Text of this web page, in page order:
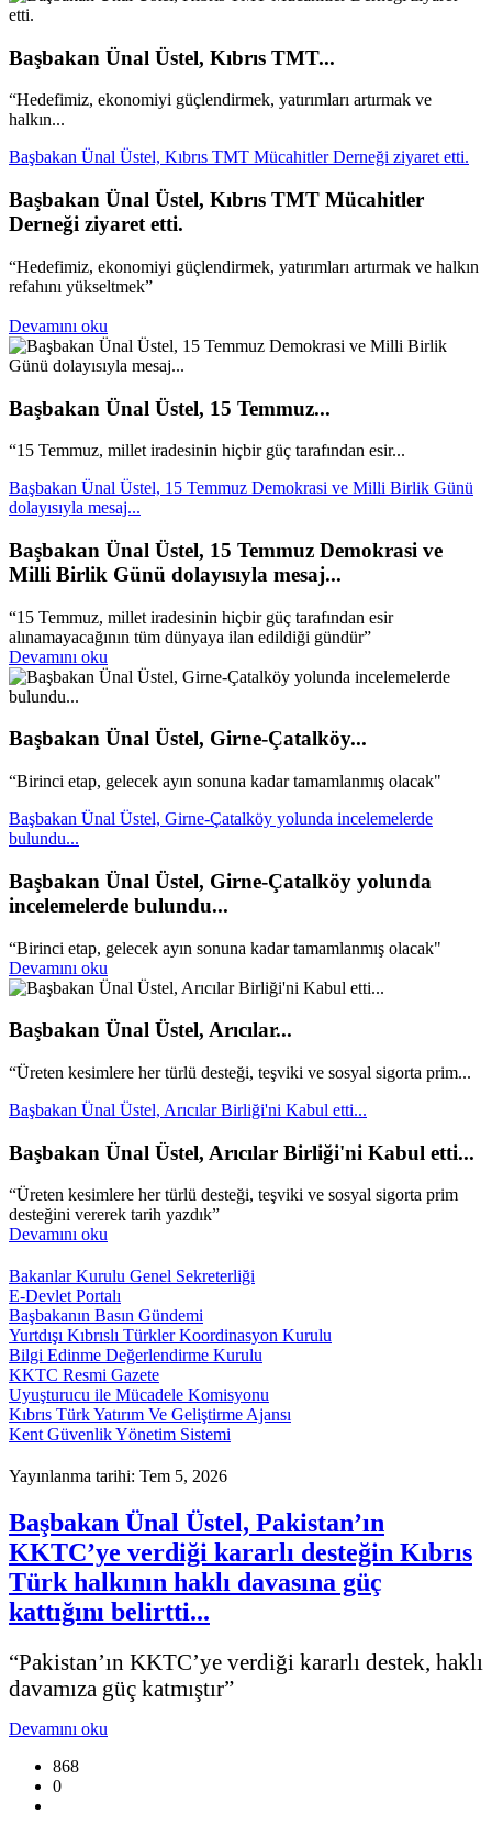
Başbakan Ünal Üstel, Kıbrıs TMT...
“Hedefimiz, ekonomiyi güçlendirmek, yatırımları artırmak ve
halkın...
Başbakan Ünal Üstel, Kıbrıs TMT Mücahitler Derneği ziyaret etti.
Başbakan Ünal Üstel, Kıbrıs TMT Mücahitler
Derneği ziyaret etti.
“Hedefimiz, ekonomiyi güçlendirmek, yatırımları artırmak ve halkın
refahını yükseltmek”
Devamını oku
Başbakan Ünal Üstel, 15 Temmuz...
“15 Temmuz, millet iradesinin hiçbir güç tarafından esir...
Başbakan Ünal Üstel, 15 Temmuz Demokrasi ve Milli Birlik Günü
dolayısıyla mesaj...
Başbakan Ünal Üstel, 15 Temmuz Demokrasi ve
Milli Birlik Günü dolayısıyla mesaj...
“15 Temmuz, millet iradesinin hiçbir güç tarafından esir
alınamayacağının tüm dünyaya ilan edildiği gündür”
Devamını oku
Başbakan Ünal Üstel, Girne-Çatalköy...
“Birinci etap, gelecek ayın sonuna kadar tamamlanmış olacak"
Başbakan Ünal Üstel, Girne-Çatalköy yolunda incelemelerde
bulundu...
Başbakan Ünal Üstel, Girne-Çatalköy yolunda
incelemelerde bulundu...
“Birinci etap, gelecek ayın sonuna kadar tamamlanmış olacak"
Devamını oku
Başbakan Ünal Üstel, Arıcılar...
“Üreten kesimlere her türlü desteği, teşviki ve sosyal sigorta prim...
Başbakan Ünal Üstel, Arıcılar Birliği'ni Kabul etti...
Başbakan Ünal Üstel, Arıcılar Birliği'ni Kabul etti...
“Üreten kesimlere her türlü desteği, teşviki ve sosyal sigorta prim
desteğini vererek tarih yazdık”
Devamını oku
Bakanlar Kurulu Genel Sekreterliği
E-Devlet Portalı
Başbakanın Basın Gündemi
Yurtdışı Kıbrıslı Türkler Koordinasyon Kurulu
Bilgi Edinme Değerlendirme Kurulu
KKTC Resmi Gazete
Uyuşturucu ile Mücadele Komisyonu
Kıbrıs Türk Yatırım Ve Geliştirme Ajansı
Kent Güvenlik Yönetim Sistemi
Yayınlanma tarihi: Tem 5, 2026
Başbakan Ünal Üstel, Pakistan’ın
KKTC’ye verdiği kararlı desteğin Kıbrıs
Türk halkının haklı davasına güç
kattığını belirtti...
“Pakistan’ın KKTC’ye verdiği kararlı destek, haklı
davamıza güç katmıştır”
Devamını oku
868
0